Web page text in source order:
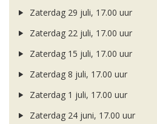
Zaterdag 29 juli, 17.00 uur
Zaterdag 22 juli, 17.00 uur
Zaterdag 15 juli, 17.00 uur
Zaterdag 8 juli, 17.00 uur
Zaterdag 1 juli, 17.00 uur
Zaterdag 24 juni, 17.00 uur